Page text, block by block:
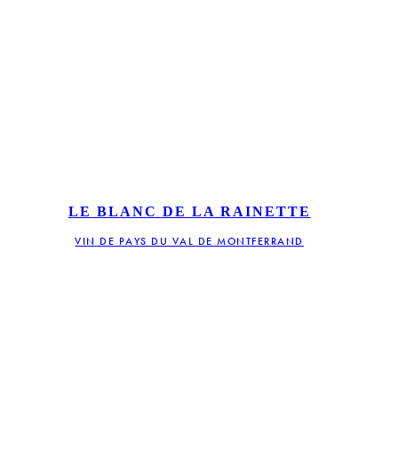
LE BLANC DE LA RAINETTE
VIN DE PAYS DU VAL DE MONTFERRAND